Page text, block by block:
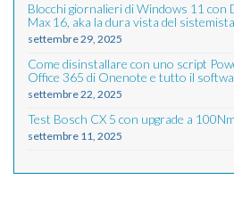
Blocchi giornalieri di Windows 11 con
Max 16, aka la dura vista del sistemista
settembre 29, 2025
Come disinstallare con uno script
Office 365 di Onenote e tutto il
settembre 22, 2025
Test Bosch CX 5 con upgrade a
settembre 11, 2025